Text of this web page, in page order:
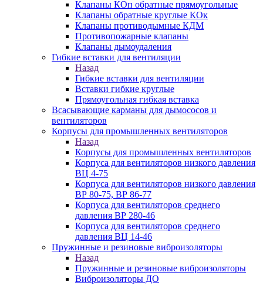
Клапаны КОп обратные прямоугольные
Клапаны обратные круглые КОк
Клапаны противодымные КДМ
Противопожарные клапаны
Клапаны дымоудаления
Гибкие вставки для вентиляции
Назад
Гибкие вставки для вентиляции
Вставки гибкие круглые
Прямоугольная гибкая вставка
Всасывающие карманы для дымососов и
вентиляторов
Корпусы для промышленных вентиляторов
Назад
Корпусы для промышленных вентиляторов
Корпуса для вентиляторов низкого давления
ВЦ 4-75
Корпуса для вентиляторов низкого давления
ВР 80-75, ВР 86-77
Корпуса для вентиляторов среднего
давления ВР 280-46
Корпуса для вентиляторов среднего
давления ВЦ 14-46
Пружинные и резиновые виброизоляторы
Назад
Пружинные и резиновые виброизоляторы
Виброизоляторы ДО